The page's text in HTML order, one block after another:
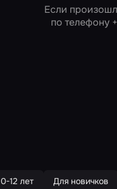
Если
по телефону
12 лет Для новичков